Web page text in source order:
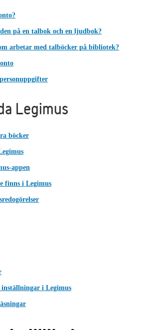
på en talbok och en ljudbok?
arbetar med talböcker på bibliotek?
Legimus
böcker
appen
finns i Legimus
i Legimus